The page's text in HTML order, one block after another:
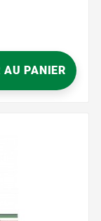
les
photos ou des
AU PANIER